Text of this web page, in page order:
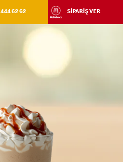
444 62 62 SİPARİŞ VER